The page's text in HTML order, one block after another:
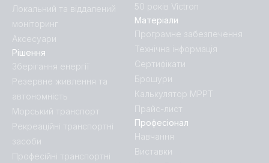
Локальний та віддалений
моніторинг
Аксесуари
50 років Victron
Рішення
Зберігання енергії
Резервне живлення та
автономність
Морський транспорт
Рекреаційні транспортні
засоби
Професійні транспортні
Матеріали
Програмне забезпечення
Технічна інформація
Сертифікати
Брошури
Калькулятор MPPT
Прайс-лист
Професіонал
Навчання
Виставки